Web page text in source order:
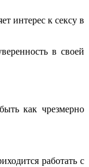
интерес к сексу в
в своей
как чрезмерно
работать с